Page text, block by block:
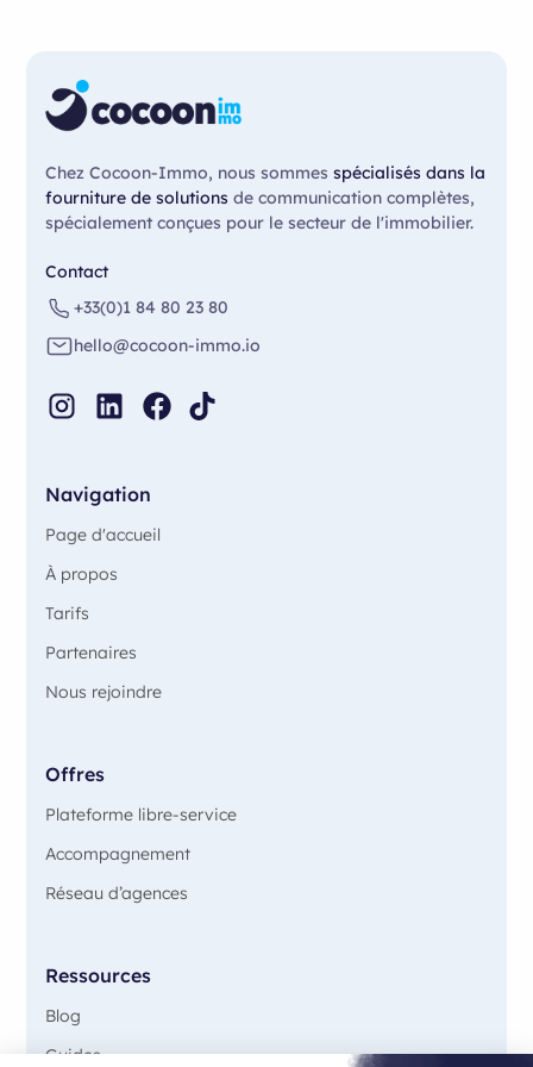
Immo, nous vous conseillerons la solution la plus
adaptée à vos besoins !
Chez Cocoon-Immo, nous sommesspécialisés dans la
fourniture de solutions de communication complètes,
spécialement conçues pour le secteur de l'immobilier.
Contact
+33(0)1 84 80 23 80
hello@cocoon-immo.io
Navigation
Page d'accueil
À propos
Tarifs
Partenaires
Nous rejoindre
Offres
Plateforme libre-service
Accompagnement
Réseau d’agences
Ressources
Blog
Guides